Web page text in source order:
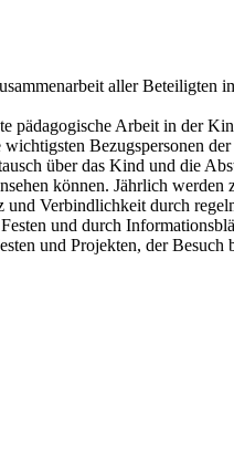
aller Beteiligten
pädagogische Arbeit in der
Bezugspersonen
über das Kind und die
können. Jährlich
Verbindlichkeit durch
und durch
und Projekten, der Besuch